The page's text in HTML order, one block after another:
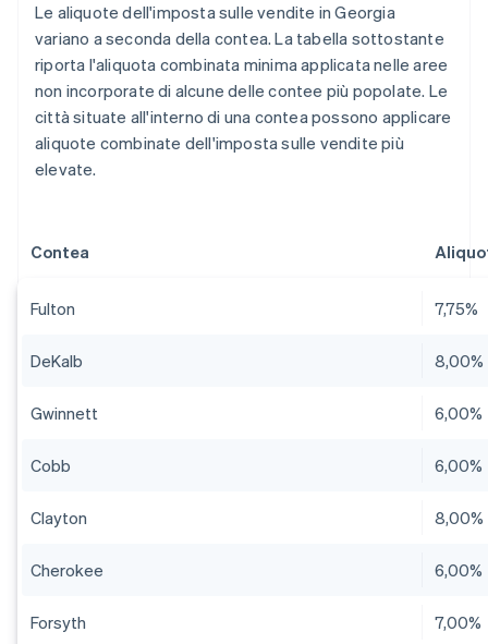
Le aliquote dell'imposta sulle vendite in Georgia
variano a seconda della contea. La tabella sottostante
riporta l'aliquota combinata minima applicata nelle aree
non incorporate di alcune delle contee più popolate. Le
città situate all'interno di una contea possono applicare
aliquote combinate dell'imposta sulle vendite più
elevate.
Contea
Fulton 7,75%
DeKalb 8,00%
Gwinnett 6,00%
Cobb 6,00%
Clayton 8,00%
Cherokee 6,00%
Forsyth 7,00%